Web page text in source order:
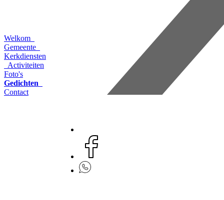
Welkom
Gemeente
Kerkdiensten
Activiteiten
Foto's
Gedichten
Contact